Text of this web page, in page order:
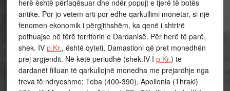
herë është përfaqësuar dhe ndër popujt e tjerë të botës
antike. Por jo vetem arti por edhe qarkullimi monetar, si një
fenomen ekonomik i përgjithshëm, ka qenë i shtrirë
pothuajse në tërë territorin e Dardanisë. Për herë të parë,
shek. IV p.Kr., është qyteti, Damastioni që pret monedhën
prej argjendit. Në këtë periudhë (shek.IV-I p.Kr.) te
dardanët filluan të qarkullojnë monedha me prejardhje nga
treva të ndryeshme; Teba (400-390), Apollonia (Thraki)